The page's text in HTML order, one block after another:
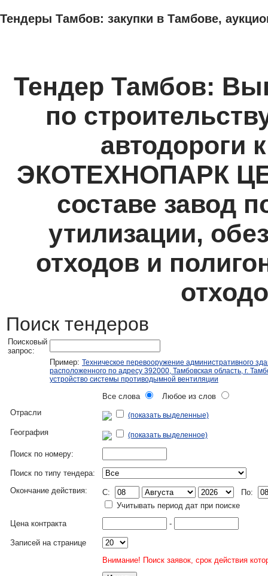
Тендеры Тамбов: закупки в Тамбове,
Тендер Тамбов:
по
автодороги
ЭКОТЕХНОПАРК
составе завод
утилизации,
отходов и
Поиск тендеров
Поисковый
запрос:
Пример: Техническое перевооружение административного
расположенного по адресу 392000, Тамбовская область, г.
устройство системы противодымной вентиляции
Все слова
Любое из слов
Отрасли
(показать выделенные)
География (показать выделенное)
Поиск по номеру:
Поиск по типу тендера:
Окончание действия:
C:
По:
Учитывать период дат при поиске
Цена контракта
-
Записей на странице
Внимание! Поиск заявок, срок действия